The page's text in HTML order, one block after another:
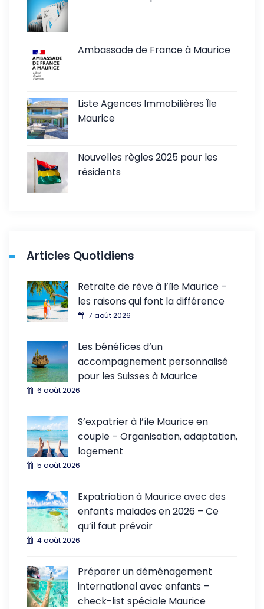
Ambassade de France à Maurice
Liste Agences Immobilières Île
Maurice
Nouvelles règles 2025 pour les
résidents
Articles Quotidiens
Retraite de rêve à l’île Maurice –
les raisons qui font la différence
7 août 2026
Les bénéfices d’un
accompagnement personnalisé
pour les Suisses à Maurice
6 août 2026
S’expatrier à l’île Maurice en
couple – Organisation, adaptation,
logement
5 août 2026
Expatriation à Maurice avec des
enfants malades en 2026 – Ce
qu’il faut prévoir
4 août 2026
Préparer un déménagement
international avec enfants –
check-list spéciale Maurice